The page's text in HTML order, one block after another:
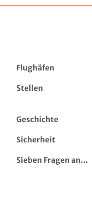
Flughäfen
Stellen
Geschichte
Sicherheit
Sieben Fragen an...